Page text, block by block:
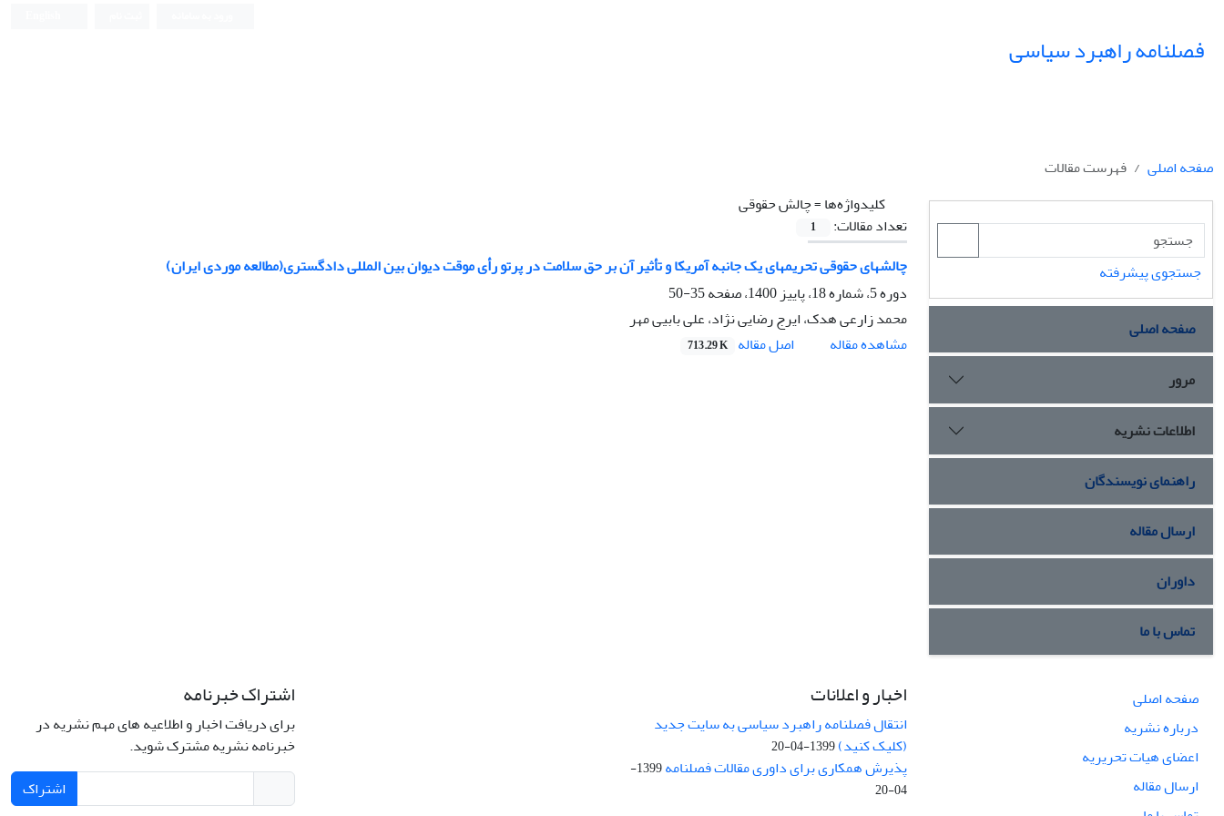
فصلنامه راهبرد سیاسی
صفحه اصلی
فهرست مقالات
کلیدواژه‌ها =چالش حقوقی
تعداد مقالات:
1
چالشهای حقوقی تحریمهای یک جانبه آمریکا و تأثیر آن بر حق سلامت در پرتو رأی موقت دیوان بین المللی دادگستری(مطالعه موردی ایران)
دوره 5، شماره 18، پاییز 1400، صفحه
35-50
محمد زارعی هدک، ایرج رضایی نژاد، علی بابیی مهر
مشاهده مقاله
اصل مقاله 713.29 K
جستجوی پیشرفته
صفحه اصلی
مرور
اطلاعات نشریه
راهنمای نویسندگان
ارسال مقاله
داوران
تماس با ما
صفحه اصلی
درباره نشریه
اعضای هیات تحریریه
ارسال مقاله
اخبار و اعلانات
انتقال فصلنامه راهبرد سیاسی به سایت جدید
(کلیک کنید)1399-04-20
پذیرش همکاری برای داوری مقالات فصلنامه
1399-
04-20
اشتراک خبرنامه
برای دریافت اخبار و اطلاعیه های مهم نشریه در
خبرنامه نشریه مشترک شوید.
اشتراک